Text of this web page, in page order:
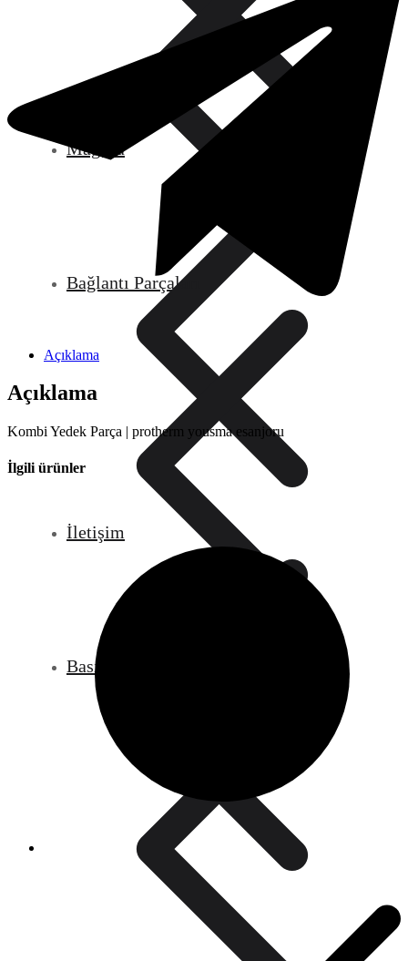
Mağaza
İletişim
Bağlantı Parçaları
Basınç Göstergeleri
Açıklama
Açıklama
Kombi Yedek Parça | protherm yousma esanjoru
İlgili ürünler